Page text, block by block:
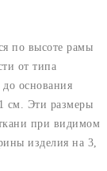
по высоте рамы
от типа
основания
см. Эти размеры
при видимом
изделия на 3,